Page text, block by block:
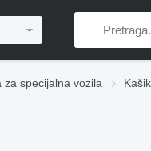
za specijalna vozila